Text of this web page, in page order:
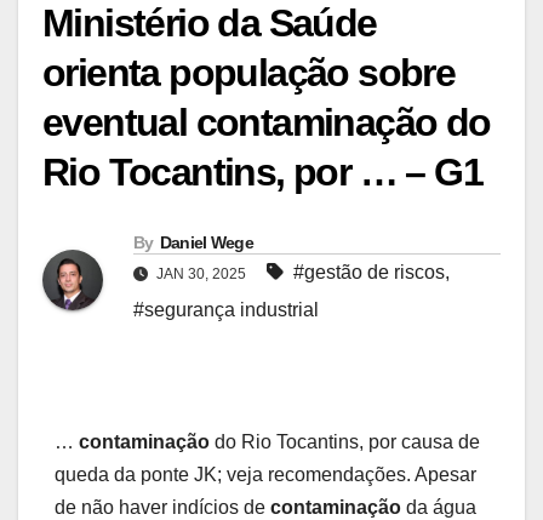
Ministério da Saúde
orienta população sobre
eventual contaminação do
Rio Tocantins, por … – G1
By Daniel Wege
JAN 30, 2025 #gestão de riscos,
#segurança industrial
… contaminação do Rio Tocantins, por causa de
queda da ponte JK; veja recomendações. Apesar
de não haver indícios de contaminação da água